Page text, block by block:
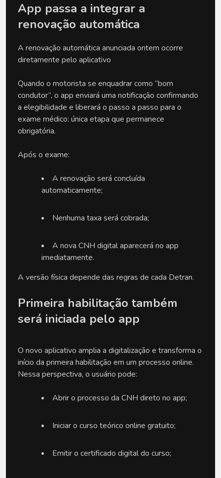
App passa a integrar a
renovação automática
A renovação automática anunciada ontem ocorre
diretamente pelo aplicativo
Quando o motorista se enquadrar como “bom
condutor”, o app enviará uma notificação confirmando
a elegibilidade e liberará o passo a passo para o
exame médico: única etapa que permanece
obrigatória.
Após o exame:
A renovação será concluída
automaticamente;
Nenhuma taxa será cobrada;
A nova CNH digital aparecerá no app
imediatamente.
A versão física depende das regras de cada Detran.
Primeira habilitação também
será iniciada pelo app
O novo aplicativo amplia a digitalização e transforma o
início da primeira habilitação em um processo online.
Nessa perspectiva, o usuário pode:
Abrir o processo da CNH direto no app;
Iniciar o curso teórico online gratuito;
Emitir o certificado digital do curso;